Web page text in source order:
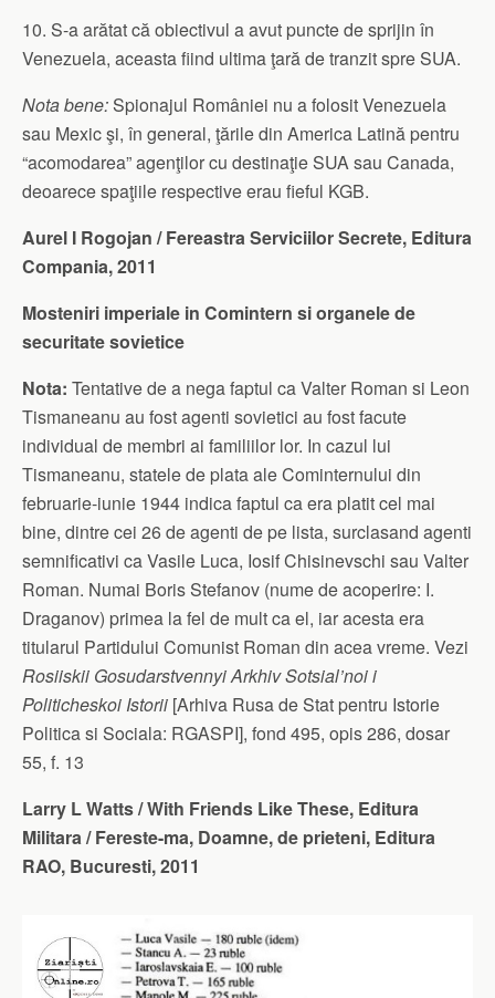
10. S-a arătat că obiectivul a avut puncte de sprijin în
Venezuela, aceasta fiind ultima ţară de tranzit spre SUA.
Nota bene: Spionajul României nu a folosit Venezuela
sau Mexic şi, în general, ţările din America Latină pentru
“acomodarea” agenţilor cu destinaţie SUA sau Canada,
deoarece spaţiile respective erau fieful KGB.
Aurel I Rogojan / Fereastra Serviciilor Secrete, Editura
Compania, 2011
Mosteniri imperiale in Comintern si organele de
securitate sovietice
Nota: Tentative de a nega faptul ca Valter Roman si Leon
Tismaneanu au fost agenti sovietici au fost facute
individual de membri ai familiilor lor. In cazul lui
Tismaneanu, statele de plata ale Cominternului din
februarie-iunie 1944 indica faptul ca era platit cel mai
bine, dintre cei 26 de agenti de pe lista, surclasand agenti
semnificativi ca Vasile Luca, Iosif Chisinevschi sau Valter
Roman. Numai Boris Stefanov (nume de acoperire: I.
Draganov) primea la fel de mult ca el, iar acesta era
titularul Partidului Comunist Roman din acea vreme. Vezi
Rosiiskii Gosudarstvennyi Arkhiv Sotsial’noi i
Politicheskoi Istorii [Arhiva Rusa de Stat pentru Istorie
Politica si Sociala: RGASPI], fond 495, opis 286, dosar
55, f. 13
Larry L Watts / With Friends Like These, Editura
Militara / Fereste-ma, Doamne, de prieteni, Editura
RAO, Bucuresti, 2011